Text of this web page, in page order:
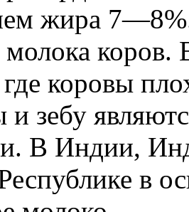
жира 7—8%.
коров.
коровы
и зебу
В Индии,
в